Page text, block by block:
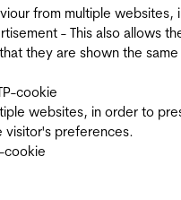
from multiple websites,
- This also allows
they are shown the same
cookie
websites, in order to
visitor's preferences.
cookie